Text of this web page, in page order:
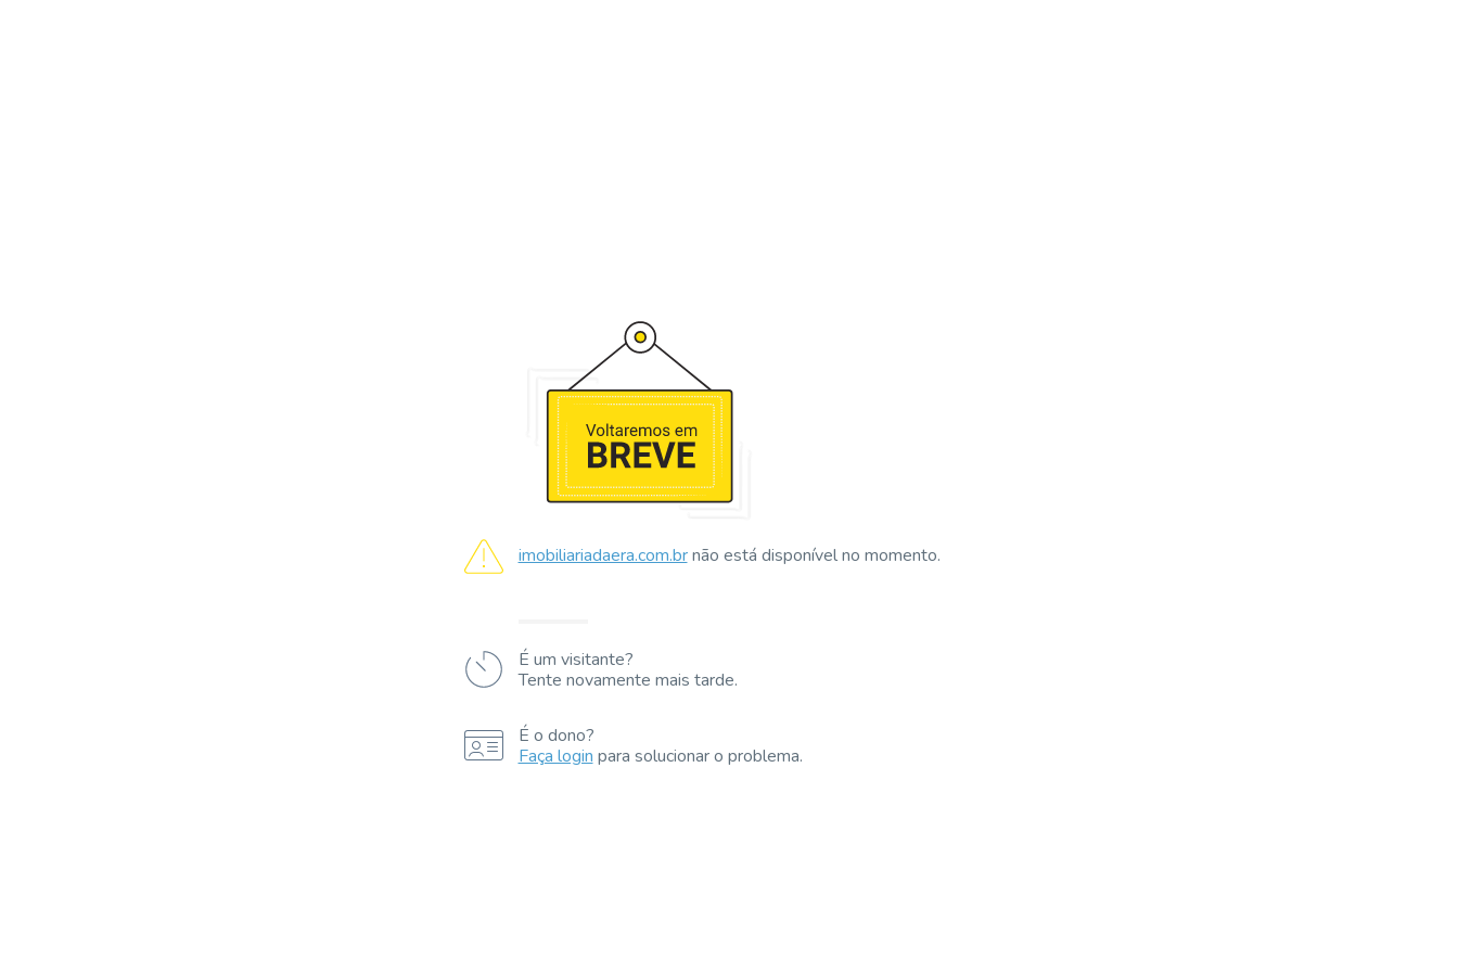
imobiliariadaera.com.brnão está disponível no momento.
É um visitante?
Tente novamente mais tarde.
É o dono?
Faça login para solucionar o problema.